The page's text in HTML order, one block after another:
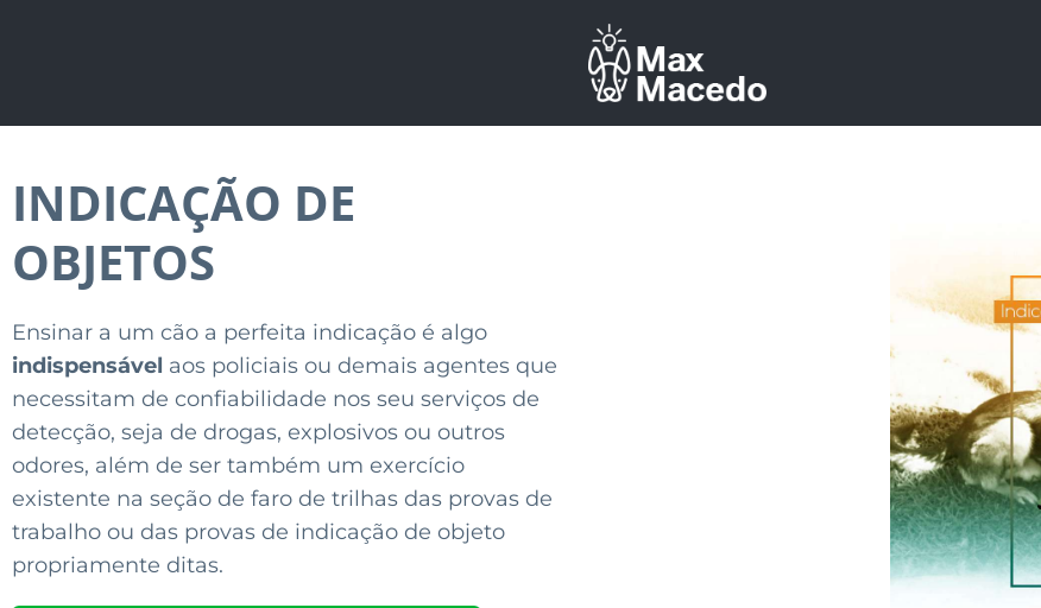
INDICAÇÃO DE
OBJETOS
Ensinar a um cão a perfeita indicação é algo
indispensável aos policiais ou demais agentes que
necessitam de confiabilidade nos seu serviços de
detecção, seja de drogas, explosivos ou outros
odores, além de ser também um exercício
existente na seção de faro de trilhas das provas de
trabalho ou das provas de indicação de objeto
propriamente ditas.